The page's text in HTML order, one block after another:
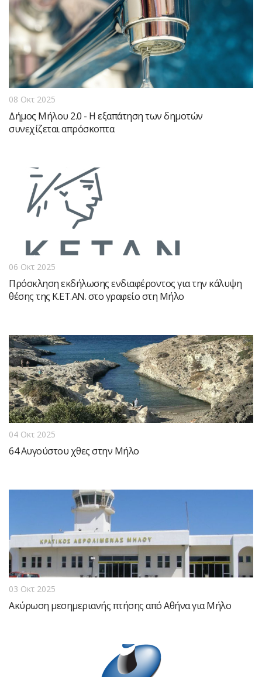
08 Οκτ 2025
Δήμος Μήλου 2.0 - Η εξαπάτηση των δημοτών
συνεχίζεται απρόσκοπτα
06 Οκτ 2025
Πρόσκληση εκδήλωσης ενδιαφέροντος για την κάλυψη
θέσης της Κ.ΕΤ.ΑΝ. στο γραφείο στη Μήλο
04 Οκτ 2025
64 Αυγούστου χθες στην Μήλο
03 Οκτ 2025
Ακύρωση μεσημεριανής πτήσης από Αθήνα για Μήλο